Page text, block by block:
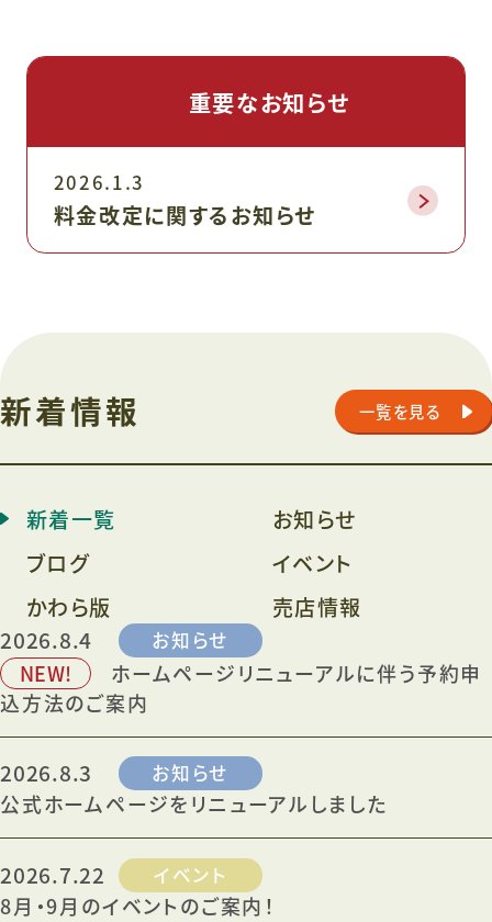
重要なお知らせ
2026.1.3
料金改定に関するお知らせ
新着情報 一覧を見る
新着一覧
お知らせ
ブログ
イベント
かわら版
売店情報
2026.8.4
お知らせ
NEW!
ホームページリニューアルに伴う予約申
込方法のご案内
2026.8.3 お知らせ
公式ホームページをリニューアルしました
2026.7.22 イベント
8月・9月のイベントのご案内！